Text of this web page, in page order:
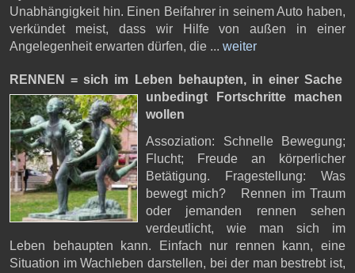
Unabhängigkeit hin. Einen Beifahrer in seinem Auto haben,
verkündet meist, dass wir Hilfe von außen in einer
Angelegenheit erwarten dürfen, die ... weiter
RENNEN = sich im Leben behaupten, in einer Sache
unbedingt Fortschritte machen
wollen
Assoziation: Schnelle Bewegung;
Flucht; Freude an körperlicher
Betätigung. Fragestellung: Was
bewegt mich? Rennen im Traum
oder jemanden rennen sehen
verdeutlicht, wie man sich im
Leben behaupten kann. Einfach nur rennen kann, eine
Situation im Wachleben darstellen, bei der man bestrebt ist,